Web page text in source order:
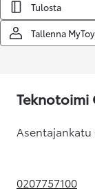
Tulosta
Tallenna
Teknotoimi
Asentajankatu
0207757100